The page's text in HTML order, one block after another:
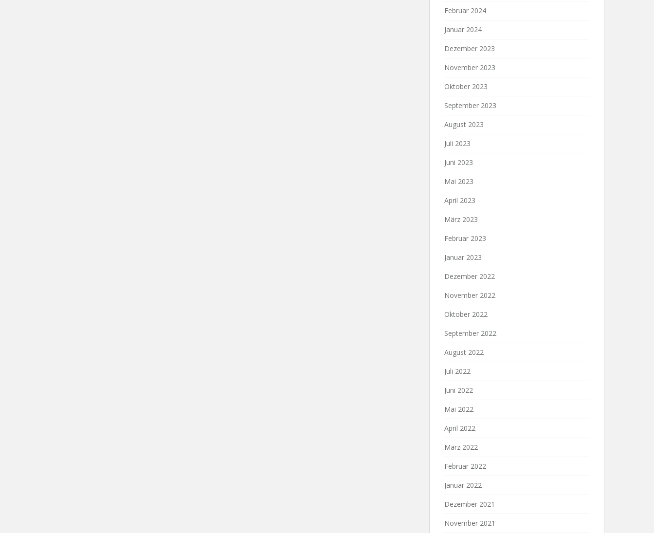
Februar 2024
Januar 2024
Dezember 2023
November 2023
Oktober 2023
September 2023
August 2023
Juli 2023
Juni 2023
Mai 2023
April 2023
März 2023
Februar 2023
Januar 2023
Dezember 2022
November 2022
Oktober 2022
September 2022
August 2022
Juli 2022
Juni 2022
Mai 2022
April 2022
März 2022
Februar 2022
Januar 2022
Dezember 2021
November 2021